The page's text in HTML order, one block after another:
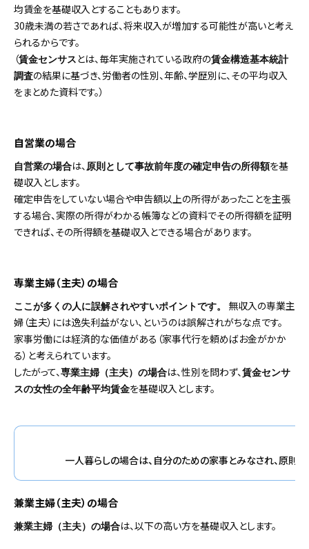
均賃金を基礎収入とすることもあります。
30歳未満の若さであれば、将来収入が増加する可能性が高いと考え
られるからです。
（賃金センサス とは、毎年実施されている政府の賃金構造基本統計
調査の結果に基づき、労働者の性別、年齢、学歴別に、その平均収入
をまとめた資料です。）
自営業の場合
自営業の場合は、 原則として事故前年度の確定申告の所得額を基
礎収入とします。
確定申告をしていない場合や申告額以上の所得があったことを主張
する場合、実際の所得がわかる帳簿などの資料でその所得額を証明
できれば、その所得額を基礎収入とできる場合があります。
専業主婦（主夫）の場合
ここが多くの人に誤解されやすいポイントです。
無収入の専業主
婦（主夫）には逸失利益がない、というのは誤解されがちな点です。
家事労働には経済的な価値がある（家事代行を頼めばお金がかか
る）と考えられています。
したがって、 専業主婦（主夫）の場合は、性別を問わず、 賃金センサ
スの女性の全年齢平均賃金を基礎収入とします。
一人暮らしの場合は、自分のための家事とみなされ、原則
兼業主婦（主夫）の場合
兼業主婦（主夫）の場合は、以下の高い方を基礎収入とします。